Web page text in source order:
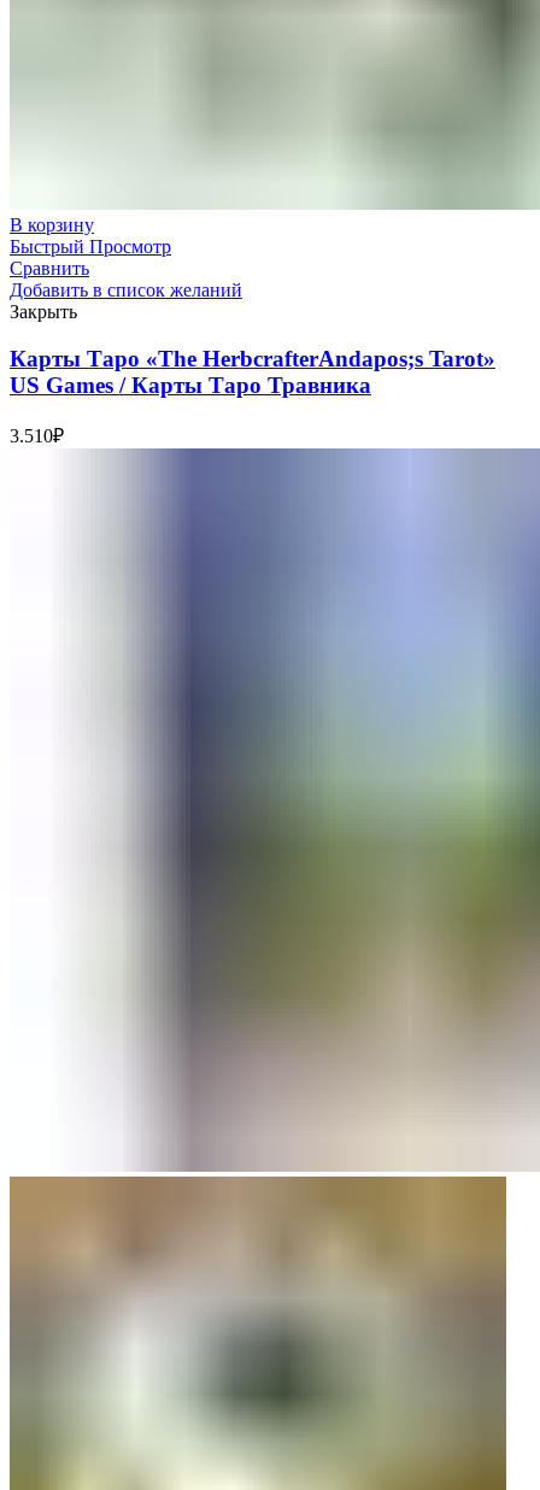
В корзину
Быстрый Просмотр
Сравнить
Добавить в список желаний
Закрыть
Карты Таро «The HerbcrafterAndapos;s Tarot»
US Games / Карты Таро Травника
3.510₽